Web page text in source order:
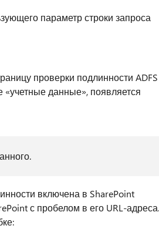
параметр строки запроса
проверки подлинности ADFS
данные», появляется
включена в SharePoint
с пробелом в его URL-адреса.